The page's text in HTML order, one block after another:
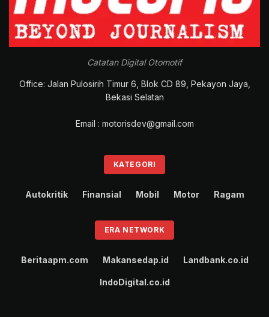
Catatan Digital Otomotif
Office: Jalan Pulosirih Timur 6, Blok CD 89, Pekayon Jaya,
Bekasi Selatan
Email : motorisdev@gmail.com
KATEGORI
Autokritik Finansial Mobil Motor Ragam
ERA NETWORK
Beritaapm.com Makansedap.id Landbank.co.id
IndoDigital.co.id